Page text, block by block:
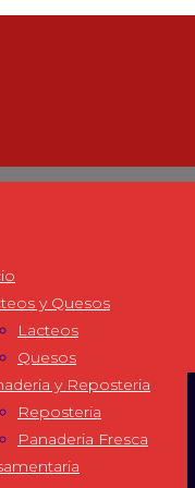
y Quesos
Lacteos
Quesos
y Reposteria
Reposteria
Panaderia Fresca